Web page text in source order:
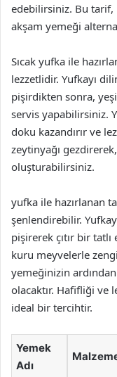
edebilirsiniz. Bu
akşam yemeği
Sıcak yufka ile
lezzetlidir. Yufkayı
pişirdikten sonra,
servis yapabilirsiniz.
doku kazandırır ve
zeytinyağı
oluşturabilirsiniz.
yufka ile hazırlanan
şenlendirebilir.
pişirerek çıtır bir
kuru meyvelerle
yemeğinizin
olacaktır. Hafifliği ve
ideal bir tercihtir.
Yemek
Adı